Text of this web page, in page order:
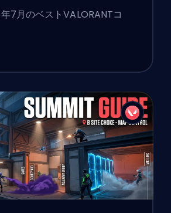
7月のベストVALORANTコ